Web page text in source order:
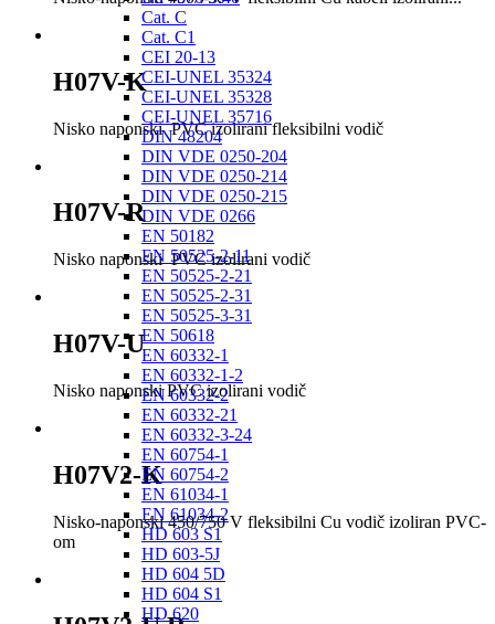
Cat. C
Cat. C1
CEI 20-13
CEI-UNEL 35324
CEI-UNEL 35328
CEI-UNEL 35716
DIN 48204
DIN VDE 0250-204
DIN VDE 0250-214
DIN VDE 0250-215
DIN VDE 0266
EN 50182
EN 50525-2-11
EN 50525-2-21
EN 50525-2-31
EN 50525-3-31
EN 50618
EN 60332-1
EN 60332-1-2
EN 60332-2
EN 60332-21
EN 60332-3-24
EN 60754-1
EN 60754-2
EN 61034-1
EN 61034-2
HD 603 S1
HD 603-5J
HD 604 5D
HD 604 S1
HD 620
H07V-K
Nisko naponski PVC izolirani fleksibilni vodič
H07V-R
Nisko naponski PVC izolirani vodič
H07V-U
Nisko naponski PVC izolirani vodič
H07V2-K
Nisko-naponski 450/750 V fleksibilni Cu vodič izoliran PVC-
om